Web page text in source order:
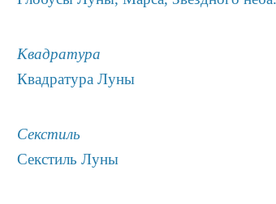
Квадратура
Квадратура Луны
Секстиль
Секстиль Луны